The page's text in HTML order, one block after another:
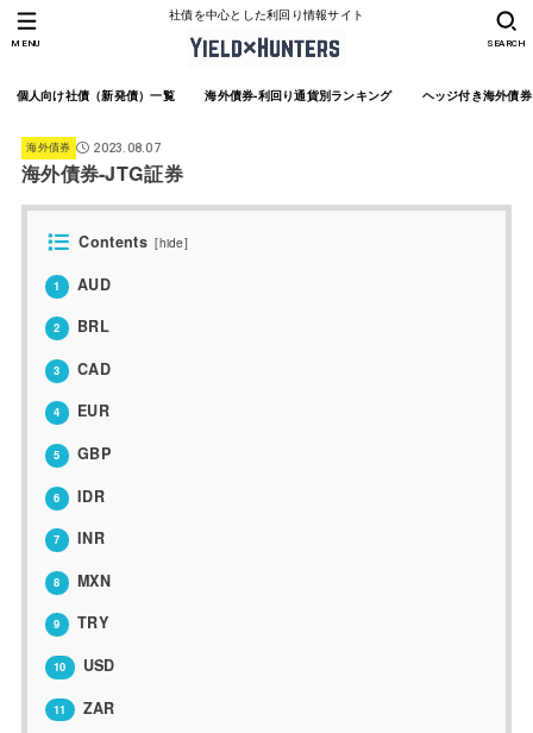
社債を中心とした利回り情報サイト
個人向け社債（新発債）一覧 海外債券-利回り通貨別ランキング ヘッジ付き海外債
SEARCH
MENU
海外債券 2023.08.07
海外債券-JTG証券
Contents [hide]
1 AUD
2 BRL
3 CAD
4 EUR
5 GBP
6 IDR
7 INR
8 MXN
9 TRY
10 USD
11 ZAR